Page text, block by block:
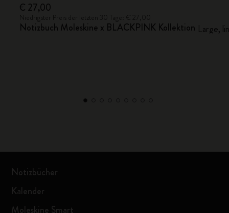
€ 27,00
Notizbuch Moleskine x BLACKPINK Kollektion Large,
Notizbücher
Kalender
Moleskine Smart